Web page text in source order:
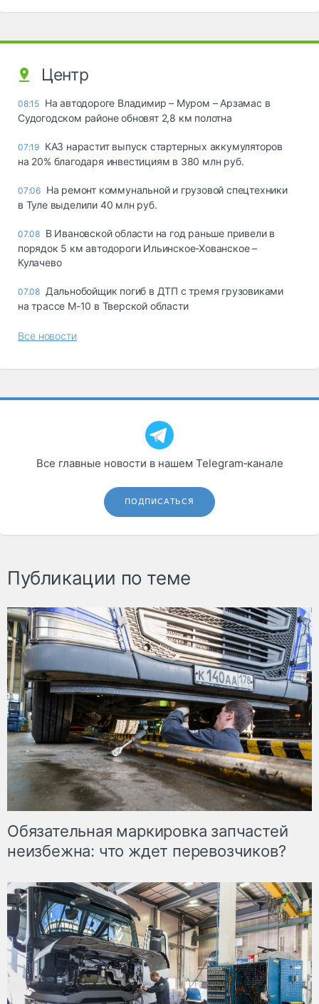
Центр
08:15 На автодороге Владимир – Муром – Арзамас в
Судогодском районе обновят 2,8 км полотна
07:19 КАЗ нарастит выпуск стартерных аккумуляторов
на 20% благодаря инвестициям в 380 млн руб.
07:06 На ремонт коммунальной и грузовой спецтехники
в Туле выделили 40 млн руб.
07.08 В Ивановской области на год раньше привели в
порядок 5 км автодороги Ильинское-Хованское –
Кулачево
07.08 Дальнобойщик погиб в ДТП с тремя грузовиками
на трассе М-10 в Тверской области
Все новости
Все главные новости в нашем Telegram‑канале
ПОДПИСАТЬСЯ
Публикации по теме
Обязательная маркировка запчастей
неизбежна: что ждет перевозчиков?